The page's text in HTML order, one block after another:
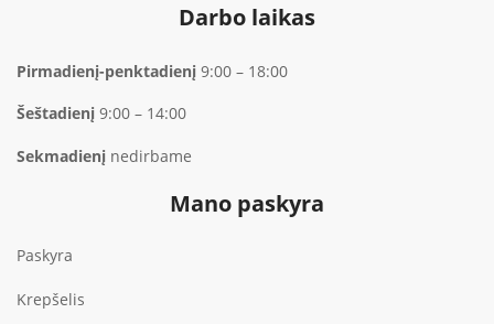
Darbo laikas
Pirmadienį-penktadienį 9:00 – 18:00
Šeštadienį 9:00 – 14:00
Sekmadienį nedirbame
Mano paskyra
Paskyra
Krepšelis